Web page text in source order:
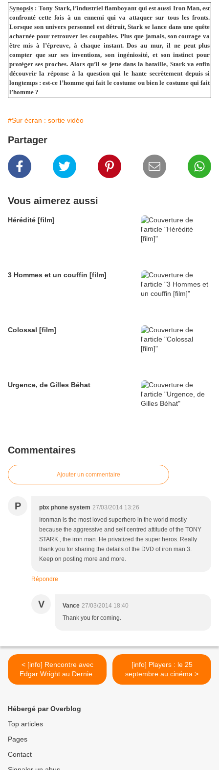
Synopsis: Tony Stark, l’industriel flamboyant qui est aussi Iron Man, est
confronté cette fois à un ennemi qui va attaquer sur tous les fronts.
Lorsque son univers personnel est détruit, Stark se lance dans une quête
acharnée pour retrouver les coupables. Plus que jamais, son courage va
être mis à l’épreuve, à chaque instant. Dos au mur, il ne peut plus
compter que sur ses inventions, son ingéniosité, et son instinct pour
protéger ses proches. Alors qu’il se jette dans la bataille, Stark va enfin
découvrir la réponse à la question qui le hante secrètement depuis si
longtemps : est-ce l’homme qui fait le costume ou bien le costume qui fait
l’homme ?
#Sur écran : sortie vidéo
Partager
Vous aimerez aussi
Hérédité [film]
3 Hommes et un couffin [film]
Colossal [film]
Urgence, de Gilles Béhat
Commentaires
Ajouter un commentaire
P pbx phone system 27/03/2014 13:26
Ironman is the most loved superhero in the world mostly
because the aggressive and self centred attitude of the TONY
STARK , the iron man. He privatized the super heros. Really
thank you for sharing the details of the DVD of iron man 3.
Keep on posting more and more.
Répondre
V Vance 27/03/2014 18:40
Thank you for coming.
< [info] Rencontre avec
Edgar Wright au Dernier
Pub
[info] Players : le 25
septembre au cinéma >
Hébergé par Overblog
Top articles
Pages
Contact